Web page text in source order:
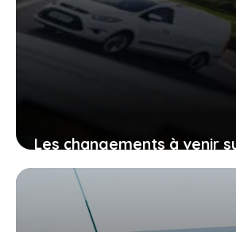
Les changements à venir
le permis de conduire,
organiser avant qu’il ne
27 janvier 2026